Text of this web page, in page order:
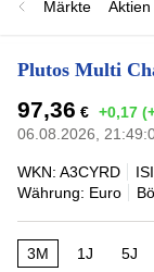
Märkte
Plutos Multi
97,36 € +0,17
06.08.2026,
WKN: A3CYRD
Währung: Euro
3M 1J 5J